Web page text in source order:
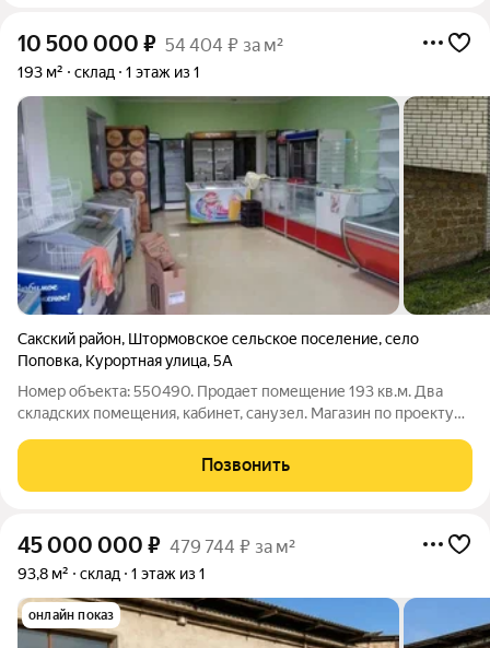
10 500 000 ₽ 54 404 ₽ за м²
193 м² склад 1 этаж из 1
Сакский район, Штормовское сельское поселение,село
Поповка, Курортная улица,5А
Номер объекта: 550490. Продает помещение 193 кв.м. Два
складских помещения, кабинет, санузел. Магазин по проекту
этаж. Сзади дворик 2 сот. Первый линия!100м до пляжа.
Позвонить
45 000 000 ₽ 479 744 ₽ за м²
93,8 м² склад 1 этаж из 1
онлайн показ